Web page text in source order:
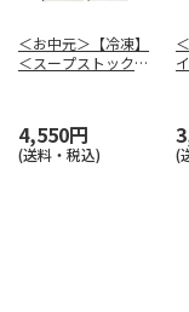
＜お中元＞【冷凍】
＜スープストックト
4,550円
(送料・税込) (